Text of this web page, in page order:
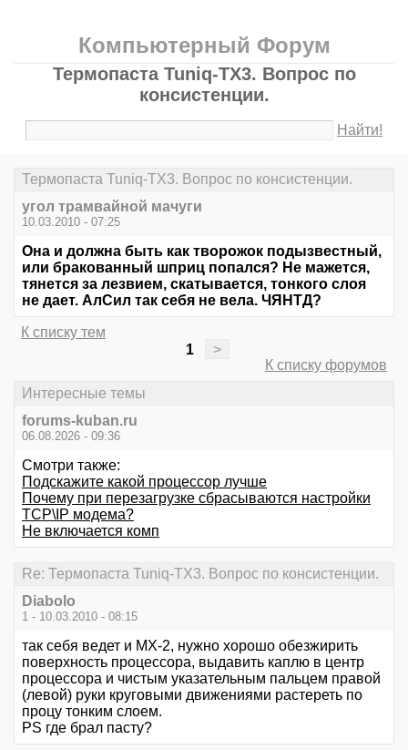
Компьютерный Форум
Термопаста Tuniq-TX3. Вопрос по
консистенции.
Найти!
Термопаста Tuniq-TX3. Вопрос по консистенции.
угол трамвайной мачуги
10.03.2010 - 07:25
Она и должна быть как творожок подызвестный,
или бракованный шприц попался? Не мажется,
тянется за лезвием, скатывается, тонкого слоя
не дает. АлСил так себя не вела. ЧЯНТД?
К списку тем
1
>
К списку форумов
Интересные темы
forums-kuban.ru
06.08.2026 - 09:36
Смотри также:
Подскажите какой процессор лучше
Почему при перезагрузке сбрасываются настройки
TCP\IP модема?
Не включается комп
Re: Термопаста Tuniq-TX3. Вопрос по консистенции.
Diabolo
1 - 10.03.2010 - 08:15
так себя ведет и MX-2, нужно хорошо обезжирить
поверхность процессора, выдавить каплю в центр
процессора и чистым указательным пальцем правой
(левой) руки круговыми движениями растереть по
процу тонким слоем.
PS где брал пасту?